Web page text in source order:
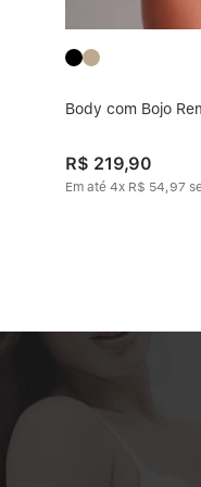
Body com Bojo
R$ 219,90
Em até 4x R$ 54,97